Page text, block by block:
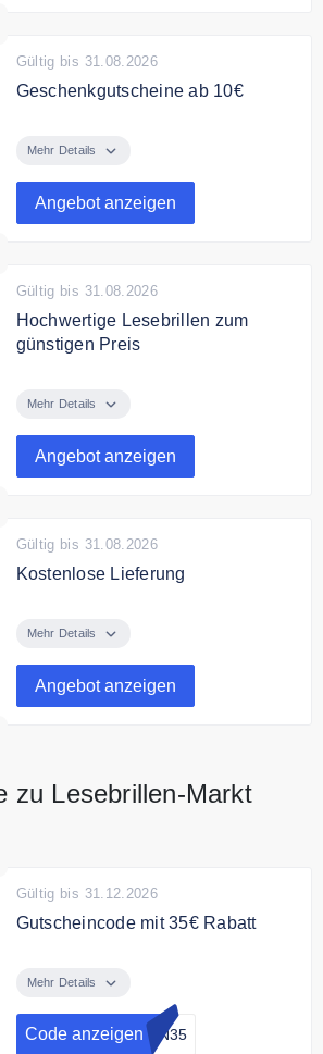
Gültig bis 31.08.2026
Geschenkgutscheine ab 10€
Geschenkgutscheine von
Geschenkgutscheine ab 10€.
Mehr Details
Angebot anzeigen
Gültig bis 31.08.2026
Hochwertige Lesebrillen zum
günstigen Preis
Shop hochwertige Lesebrillen zum
Mehr Details
Angebot anzeigen
Gültig bis 31.08.2026
Kostenlose Lieferung
Lesebrillen-Markt
Mehr Details
Angebot anzeigen
zu Lesebrillen-Markt
Gültig bis 31.12.2026
Gutscheincode mit 35€ Rabatt
auf Alles ab 150 € Einkauf.
Mehr Details
Code anzeigen EN35